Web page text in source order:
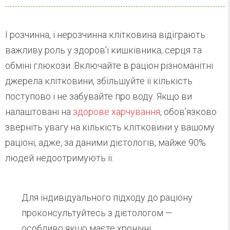
І розчинна, і нерозчинна клітковина відіграють
важливу роль у здоров’ї кишківника, серця та
обміні глюкози. Включайте в раціон різноманітні
джерела клітковини, збільшуйте її кількість
поступово і не забувайте про воду. Якщо ви
налаштовані на здорове харчування, обов’язково
зверніть увагу на кількість клітковини у вашому
раціоні, адже, за даними дієтологів, майже 90%
людей недоотримують її.
Для індивідуального підходу до раціону
проконсультуйтесь з дієтологом —